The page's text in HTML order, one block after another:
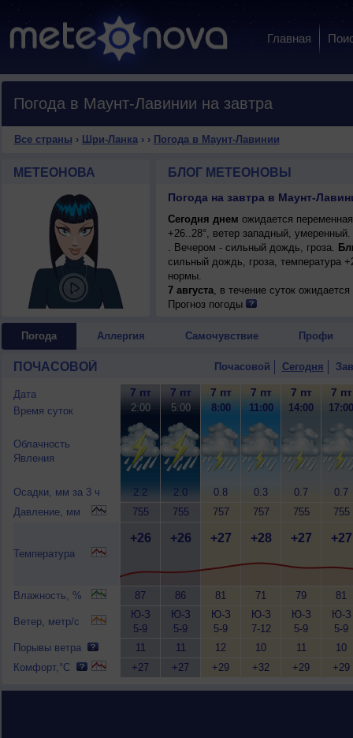
Главная
Погода в Маунт-Лавинии на завтра
Все страны › Шри-Ланка› › Погода в Маунт-Лавинии
МЕТЕОНОВА БЛОГ МЕТЕОНОВЫ
Погода на завтра в Маунт-
Сегодня днем ожидается
+26..28°, ветер западный,
. Вечером - сильный дождь, гроза.
сильный дождь, гроза, температура
нормы.
7 августа, в течение суток
возможна гроза; ночью и днем
Прогноз погоды
Погода Аллергия Самочувствие Профи
ПОЧАСОВОЙ Почасовой Сегодня
Дата
Время суток
Облачность
Явления
Осадки, мм за 3 ч
Давление, мм
Температура
Влажность, %
Ветер, метр/с
Порывы ветра
Комфорт,°C
7 пт
2:00
2.2
755
+26
87
Ю-З
5-9
11
+27
7 пт
5:00
2.0
755
+26
86
Ю-З
5-9
11
+27
7 пт
8:00
0.8
757
+27
81
Ю-З
5-9
12
+29
7 пт
11:00
0.3
757
+28
71
Ю-З
7-12
10
+32
7 пт
14:00
0.7
755
+27
79
Ю-З
5-9
11
+29
7 пт
17:00
0.7
755
+27
81
Ю-З
5-9
10
+29